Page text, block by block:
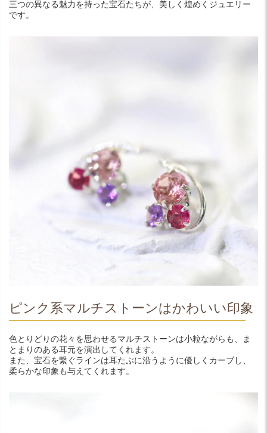
三つの異なる魅力を持った宝石たちが、美しく煌めくジュエリー
です。
ピンク系マルチストーンはかわいい印象
色とりどりの花々を思わせるマルチストーンは小粒ながらも、ま
とまりのある耳元を演出してくれます。
また、宝石を繋ぐラインは耳たぶに沿うように優しくカーブし、
柔らかな印象も与えてくれます。